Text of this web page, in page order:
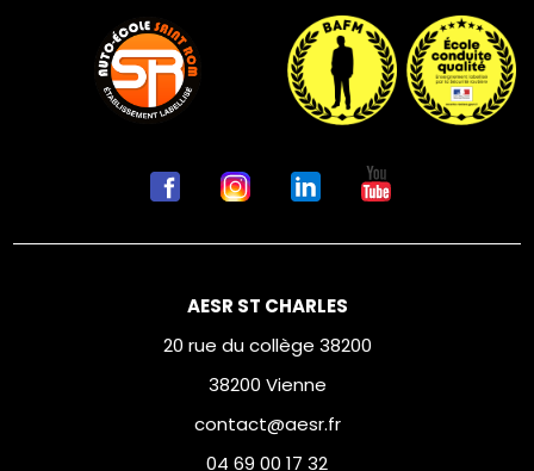
AESR ST CHARLES
20 rue du collège 38200
38200 Vienne
contact@aesr.fr
04 69 00 17 32